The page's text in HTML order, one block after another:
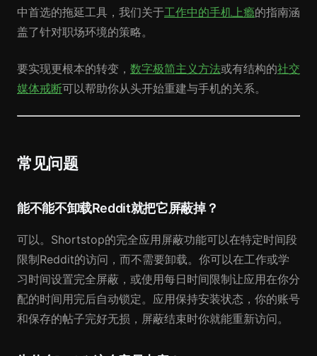
中首选的拖延工具，我们关于工作中的手机上瘾的指南涵
盖了针对职场环境的策略。
要实现更根本的转变， 数字极简主义方法或有结构的社交
媒体戒断可以帮助你从头开始重建与手机的关系。
常见问题
能不能不卸载Reddit就把它屏蔽掉？
可以。Shortstop的完全应用屏蔽功能可以在特定时间段
限制Reddit的访问，而不需要卸载。你可以在工作或学
习时间设置完全屏蔽，或使用每日时间限制让应用在你分
配的时间用完后自动锁定。应用保持安装状态，你的账号
和保存的帖子完好无损，屏蔽结束时你就能重新访问。